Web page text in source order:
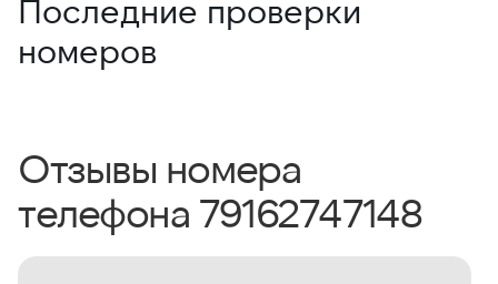
Последние проверки
номеров
Отзывы номера
телефона 79162747148